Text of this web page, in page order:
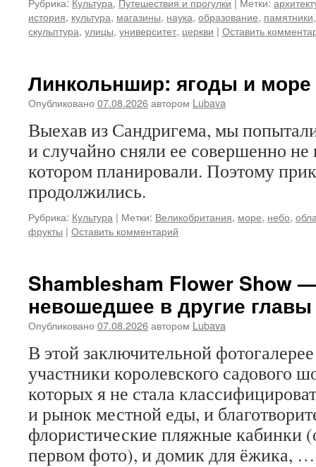
история, культура, магазины, наука, образование, памятники
скульптура, улицы, университет, церкви | Оставить
Линкольншир: ягоды и море
Опубликовано 07.08.2026автором Lubava
Выехав из Сандригема, мы
и случайно сняли ее совершенно не
котором планировали. Поэтому
продолжились.
Рубрика: Культура | Метки: Великобритания, море, небо,
фрукты | Оставить комментарий
Shamblesham Flower Show
невошедшее в другие главы
Опубликовано 07.08.2026автором Lubava
В этой заключительной
участники королевского садового
которых я не стала
и рынок местной еды, и
флористические пляжные кабинки
первом фото), и домик для ёжика,